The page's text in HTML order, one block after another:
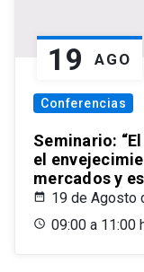
19 AGO
Conferencias
Seminario:
el
mercados y
19 de Agosto
09:00 a 11:00